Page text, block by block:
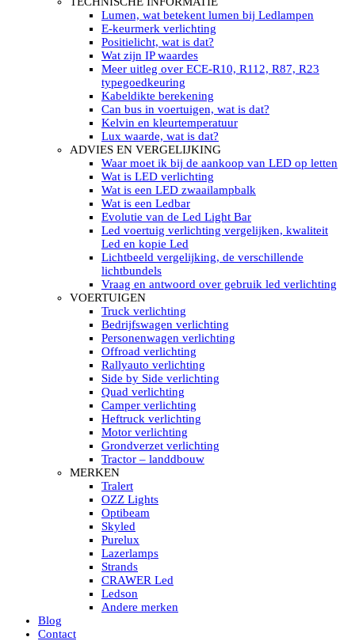
Werkverlichting met Led flitsers
Led zwaailampbalk
Led Multi zwaailampbalk
Led flitsbalk compact
Traffic Advisors
Led zwaailicht
Accessoires signalering
Led signalisatie in Subcategorieën
LED KOPLAMPEN GEKEURD
Led koplampen inbouw
Led koplampen opbouw
Led koplampen tractoren
Subcategorieën Led koplampen
LED ZOEKLICHT
Electrische Led zoeklamp Allremote
Electrisch Led zoeklicht Golight
Marinco Roestvrijstaal Led zoeklicht
Elektrisch Led zoeklicht diverse
Led zoeklamp accessoires ALLremote
Led zoeklicht 230V
Subcategorieën Led zoeklichten
HELLA MARINE LED
Sea Hawk – Light Bars
Sea Hawk – Light Bars – Edge Light
Sea Hawk – Work Lights
RokLUME Led werklampen
HypaLUME Led werklampen
Subcategorieën Hella Marine Led
LED STRIPS
Led strip flexibel Click & Go
Led strip RGB op rol
Led strip IP68 waterdicht
Led strip kleur wit
Led strips Vantage
Led strip met ingebouwde accu
Subcategorieën Led strips
LED INTERIEUR VERLICHTING
Led verlichting interieur PIR / Touch
LED Armatuur met Strip 220V
Led strips
Subcategorieën Led interieur
PORTABLE ACCU LED LAMP
Led hoofdlamp
Camping led verlichting
Led zaklamp
Accu werklamp
Lumen, wat betekent lumen bij Ledlampen
E-keurmerk verlichting
Positielicht, wat is dat?
Wat zijn IP waardes
Meer uitleg over ECE-R10, R112, R87, R23
typegoedkeuring
Kabeldikte berekening
Can bus in voertuigen, wat is dat?
Kelvin en kleurtemperatuur
Lux waarde, wat is dat?
ADVIES EN VERGELIJKING
Waar moet ik bij de aankoop van LED op letten
Wat is LED verlichting
Wat is een LED zwaailampbalk
Wat is een Ledbar
Evolutie van de Led Light Bar
Led voertuig verlichting vergelijken, kwaliteit
Led en kopie Led
Lichtbeeld vergelijking, de verschillende
lichtbundels
Vraag en antwoord over gebruik led verlichting
VOERTUIGEN
Truck verlichting
Bedrijfswagen verlichting
Personenwagen verlichting
Offroad verlichting
Rallyauto verlichting
Side by Side verlichting
Quad verlichting
Camper verlichting
Heftruck verlichting
Motor verlichting
Grondverzet verlichting
Tractor – landdbouw
MERKEN
Tralert
OZZ Lights
Optibeam
Skyled
Purelux
Lazerlamps
Strands
CRAWER Led
Ledson
Andere merken
Blog
Contact